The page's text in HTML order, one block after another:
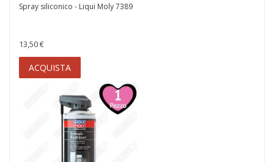
Spray siliconico - Liqui Moly 7389
13,50 €
ACQUISTA